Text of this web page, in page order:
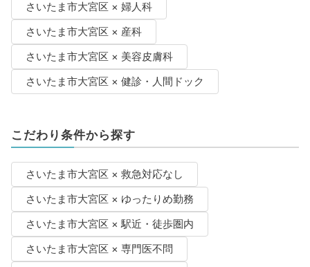
さいたま市大宮区 × 婦人科
さいたま市大宮区 × 産科
さいたま市大宮区 × 美容皮膚科
さいたま市大宮区 × 健診・人間ドック
こだわり条件から探す
さいたま市大宮区 × 救急対応なし
さいたま市大宮区 × ゆったりめ勤務
さいたま市大宮区 × 駅近・徒歩圏内
さいたま市大宮区 × 専門医不問